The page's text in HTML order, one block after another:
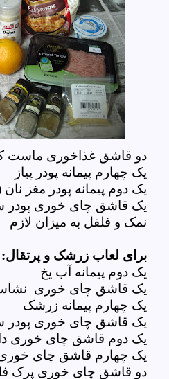
دو قاشق غذاخوری ماست
یک چهارم پیمانه پودر پیاز
یک دوم پیمانه پودر مغز
یک قاشق چای خوری پودر
نمک و فلفل به میزان لازم
برای لعاب زرشک و پرتقال:
یک دوم پیمانه آب یخ
یک قاشق چای خوری
یک چهارم پیمانه زرشک
یک قاشق چای خوری پودر
یک دوم قاشق چای خوری
یک چهارم قاشق چای خوری
دو قاشق چای خوری پرک